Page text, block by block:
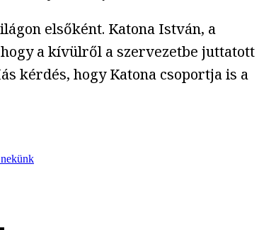
elsőként. Katona István, a
a kívülről a szervezetbe juttatott
kérdés, hogy Katona csoportja is a